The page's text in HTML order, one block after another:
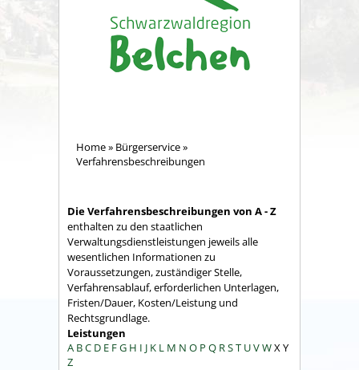
Home» Bürgerservice»
Verfahrensbeschreibungen
Die Verfahrensbeschreibungen von A - Z
enthalten zu den staatlichen
Verwaltungsdienstleistungen jeweils alle
wesentlichen Informationen zu
Voraussetzungen, zuständiger Stelle,
Verfahrensablauf, erforderlichen Unterlagen,
Fristen/Dauer, Kosten/Leistung und
Rechtsgrundlage.
Leistungen
A BC D E FG H I J K L M N O P Q RST UVWX Y
Z